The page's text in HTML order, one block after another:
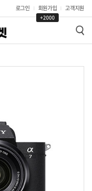
로그인 회원가입
+2000
고객지원